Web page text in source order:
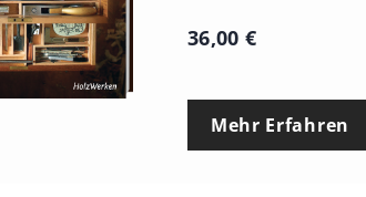
36,00 €
Mehr Erfahren